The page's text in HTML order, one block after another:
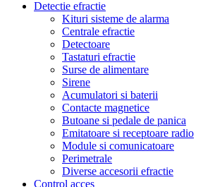
Detectie efractie
Kituri sisteme de alarma
Centrale efractie
Detectoare
Tastaturi efractie
Surse de alimentare
Sirene
Acumulatori si baterii
Contacte magnetice
Butoane si pedale de panica
Emitatoare si receptoare radio
Module si comunicatoare
Perimetrale
Diverse accesorii efractie
Control acces